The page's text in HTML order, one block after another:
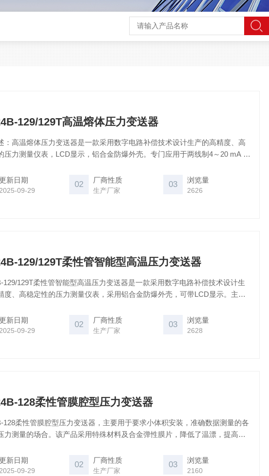
129/129T高温熔体压力变送器
：高温熔体压力变送器是一款采用数字电路补偿技术设计生产的高精度、高
压力测量仪表，LCD显示，铝合金防爆外壳。专门应用于两线制4～20 mA 加
量与控制。与我公司的智能数显仪表（N系列--显示报警，PD9001--控制）配
对系统压力显示报警或控制
更新日期
2025-09-29
02 厂商性质
生产厂家
03 浏览量
2626
129/129T柔性管智能型高温压力变送器
129/129T柔性管智能型高温压力变送器是一款采用数字电路补偿技术设计生
度、高稳定性的压力测量仪表，采用铝合金防爆外壳，可带LCD显示。主要
两线制4～20 mA 加载HART协议输出场合。
更新日期
2025-09-29
02 厂商性质
生产厂家
03 浏览量
2628
128柔性管膜腔型压力变送器
128柔性管膜腔型压力变送器，主要用于要求小体积安装，准确数据测量的各
力测量的场合。该产品采用特殊材料及合金弹性膜片，降低了温漂，提高了
电路，放大信号可直接输入PLC，实现对测量介质的压力监测。
更新日期
2025-09-29
02 厂商性质
生产厂家
03 浏览量
2160